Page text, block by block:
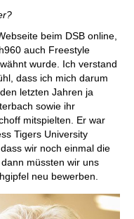
beim DSB online,
auch Freestyle
wurde. Ich verstand
dass ich mich darum
letzten Jahren ja
sowie ihr
mitspielten. Er war
Tigers University
wir noch einmal die
müssten wir uns
neu bewerben.